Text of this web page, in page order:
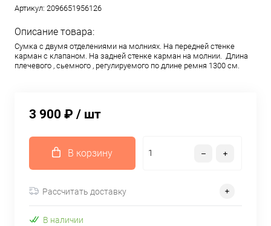
Артикул: 2096651956126
Описание товара:
Сумка с двумя отделениями на молниях. На передней стенке
карман с клапаном. На задней стенке карман на молнии. Длина
плечевого , сьемного , регулируемого по длине ремня 1300 см.
3 900 ₽ / шт
В корзину
Рассчитать доставку
В наличии